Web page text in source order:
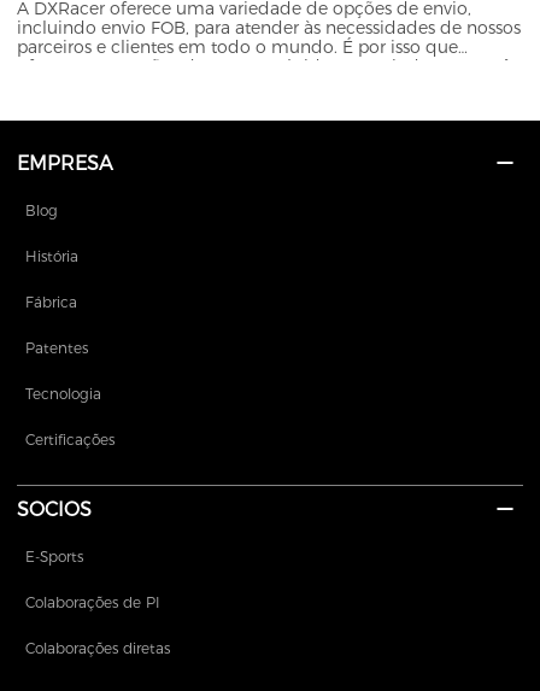
A DXRacer oferece uma variedade de opções de envio,
incluindo envio FOB, para atender às necessidades de nossos
parceiros e clientes em todo o mundo. É por isso que
oferecemos opções de entrega rápida, garantindo que você
EMPRESA
Blog
História
Fábrica
Patentes
Tecnologia
Certificações
SOCIOS
E-Sports
Colaborações de PI
Colaborações diretas